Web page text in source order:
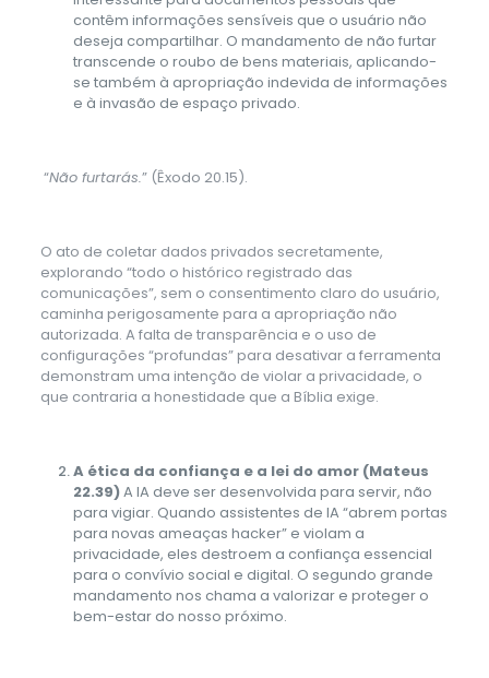
contêm informações sensíveis que o usuário não
deseja compartilhar. O mandamento de não furtar
transcende o roubo de bens materiais, aplicando-
se também à apropriação indevida de informações
e à invasão de espaço privado.
“Não furtarás.” (Êxodo 20.15).
O ato de coletar dados privados secretamente,
explorando “todo o histórico registrado das
comunicações”, sem o consentimento claro do usuário,
caminha perigosamente para a apropriação não
autorizada. A falta de transparência e o uso de
configurações “profundas” para desativar a ferramenta
demonstram uma intenção de violar a privacidade, o
que contraria a honestidade que a Bíblia exige.
A ética da confiança e a lei do amor (Mateus
22.39)A IA deve ser desenvolvida para servir, não
para vigiar. Quando assistentes de IA “abrem portas
para novas ameaças hacker” e violam a
privacidade, eles destroem a confiança essencial
para o convívio social e digital. O segundo grande
mandamento nos chama a valorizar e proteger o
bem-estar do nosso próximo.